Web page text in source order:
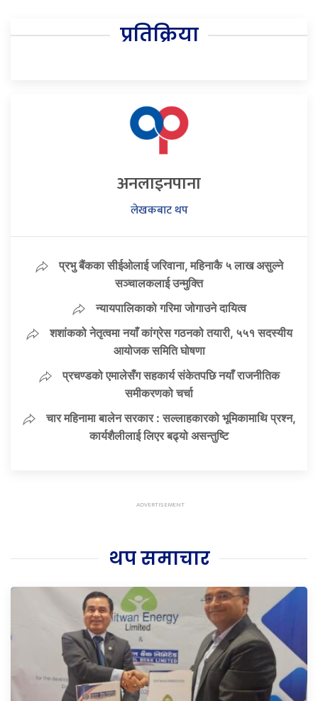
प्रतिक्रिया
अनलाइनपाना
लेखकबाट थप
प्रभु बैंकका सीईओलाई जरिवाना, महिनाकै ५ लाख असुल्ने
सञ्चालकलाई उन्मुक्ति
न्यायपालिकाको गरिमा जोगाउने दायित्व
शशांकको नेतृत्वमा नयाँ कांग्रेस गठनको तयारी, ५५१ सदस्यीय
आयोजक समिति घोषणा
प्रचण्डको एमालेसँग सहकार्य संकेतपछि नयाँ राजनीतिक
समीकरणको चर्चा
चार महिनामा बालेन सरकार : सल्लाहकारको भूमिकामाथि प्रश्न,
कार्यशैलीलाई लिएर बढ्यो असन्तुष्टि
थप समाचार